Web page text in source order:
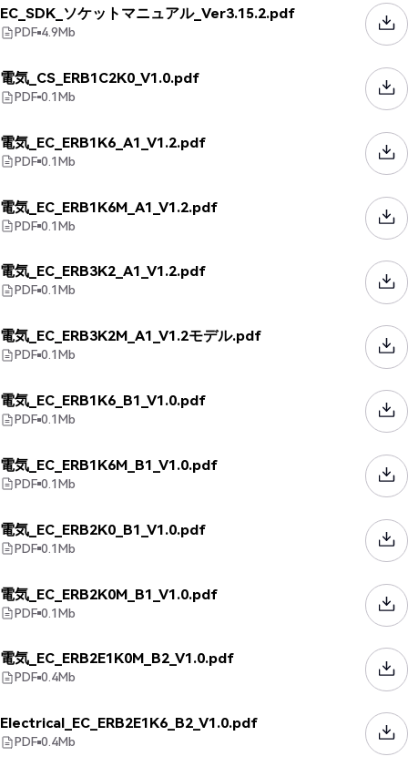
EC_SDK_ソケットマニュアル_Ver3.15.2.pdf
PDF 4.9Mb
電気_CS_ERB1C2K0_V1.0.pdf
PDF 0.1Mb
電気_EC_ERB1K6_A1_V1.2.pdf
PDF 0.1Mb
電気_EC_ERB1K6M_A1_V1.2.pdf
PDF 0.1Mb
電気_EC_ERB3K2_A1_V1.2.pdf
PDF 0.1Mb
電気_EC_ERB3K2M_A1_V1.2モデル.pdf
PDF 0.1Mb
電気_EC_ERB1K6_B1_V1.0.pdf
PDF 0.1Mb
電気_EC_ERB1K6M_B1_V1.0.pdf
PDF 0.1Mb
電気_EC_ERB2K0_B1_V1.0.pdf
PDF 0.1Mb
電気_EC_ERB2K0M_B1_V1.0.pdf
PDF 0.1Mb
電気_EC_ERB2E1K0M_B2_V1.0.pdf
PDF 0.4Mb
Electrical_EC_ERB2E1K6_B2_V1.0.pdf
PDF 0.4Mb